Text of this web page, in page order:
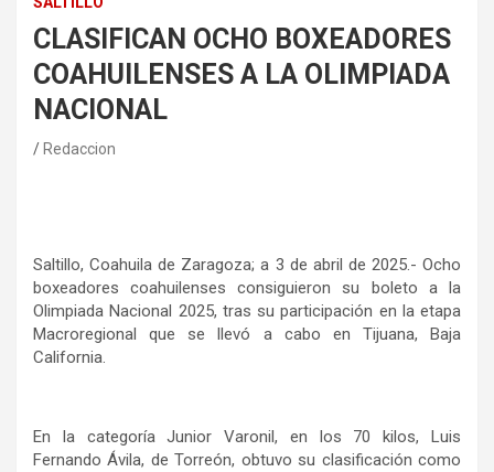
CLASIFICAN OCHO BOXEADORES
COAHUILENSES A LA OLIMPIADA
NACIONAL
Redaccion
Saltillo, Coahuila de Zaragoza; a 3 de abril de 2025.- Ocho
boxeadores coahuilenses consiguieron su boleto a la
Olimpiada Nacional 2025, tras su participación en la etapa
Macroregional que se llevó a cabo en Tijuana, Baja
California.
En la categoría Junior Varonil, en los 70 kilos, Luis
Fernando Ávila, de Torreón, obtuvo su clasificación como